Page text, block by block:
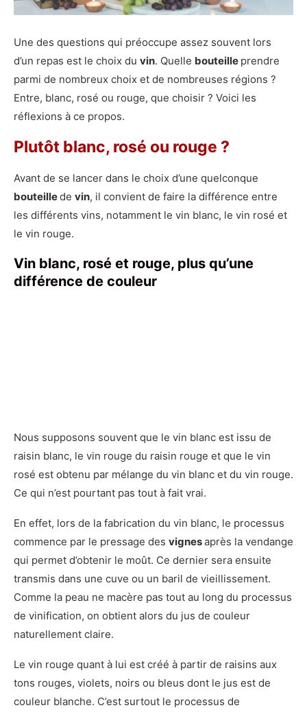
Une des questions qui préoccupe assez souvent lors
d’un repas est le choix du vin. Quelle bouteille prendre
parmi de nombreux choix et de nombreuses régions ?
Entre, blanc, rosé ou rouge, que choisir ? Voici les
réflexions à ce propos.
Plutôt blanc, rosé ou rouge ?
Avant de se lancer dans le choix d’une quelconque
bouteillede vin, il convient de faire la différence entre
les différents vins, notamment le vin blanc, le vin rosé et
le vin rouge.
Vin blanc, rosé et rouge, plus qu’une
différence de couleur
Nous supposons souvent que le vin blanc est issu de
raisin blanc, le vin rouge du raisin rouge et que le vin
rosé est obtenu par mélange du vin blanc et du vin rouge.
Ce qui n’est pourtant pas tout à fait vrai.
En effet, lors de la fabrication du vin blanc, le processus
commence par le pressage des vignesaprès la vendange
qui permet d’obtenir le moût. Ce dernier sera ensuite
transmis dans une cuve ou un baril de vieillissement.
Comme la peau ne macère pas tout au long du processus
de vinification, on obtient alors du jus de couleur
naturellement claire.
Le vin rouge quant à lui est créé à partir de raisins aux
tons rouges, violets, noirs ou bleus dont le jus est de
couleur blanche. C’est surtout le processus de